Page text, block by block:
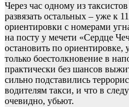
Через час одному из
развязать остальных – уже к
ориентировки с номерами
на посту у мечети «Сердце
остановить по
только боестолкновение в
практически без шансов
сильно подставились
водителям такси, и что в
очевидно, убьют.